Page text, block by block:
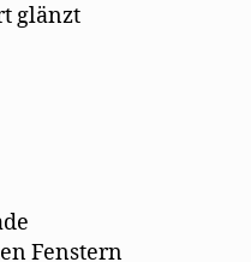
glänzt
Fenstern